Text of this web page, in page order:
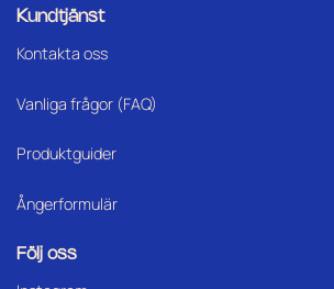
Kundtjänst
Kontakta oss
Vanliga frågor (FAQ)
Produktguider
Ångerformulär
Följ oss